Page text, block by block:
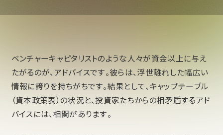
ベンチャーキャピタリストのような人々が資金以上に与え
たがるのが、アドバイスです。彼らは、浮世離れした幅広い
情報に誇りを持ちがちです。結果として、キャップテーブル
（資本政策表）の状況と、投資家たちからの相矛盾するアド
バイスには、相関があります。